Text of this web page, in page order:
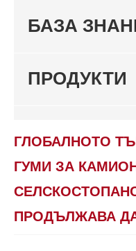
БАЗА
ПРОДУКТИ
ГЛОБАЛНОТО
ГУМИ ЗА
ПРОДЪЛЖАВА